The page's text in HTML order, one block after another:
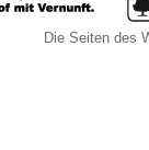
Die Seiten des